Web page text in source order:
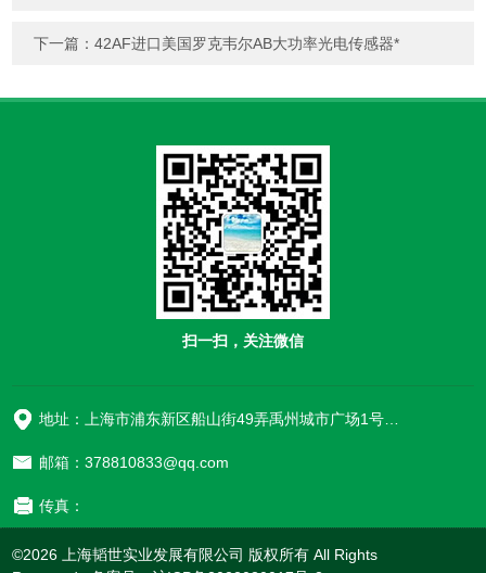
下一篇：42AF进口美国罗克韦尔AB大功率光电传感器*
扫一扫，关注微信
地址：上海市浦东新区船山街49弄禹州城市广场1号楼906
邮箱：378810833@qq.com
传真：
©2026 上海韬世实业发展有限公司 版权所有 All Rights